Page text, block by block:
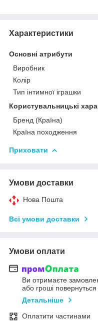
Характеристики
Основні атрибути
Виробник
Колір
Тип інтимної іграшки
Користувальницькі
Бренд (Країна)
Країна походження
Приховати
Умови доставки
Нова Пошта
Всі умови доставки
Умови оплати
Ви отримаєте
або гроші
Детальніше
Оплатити частинами